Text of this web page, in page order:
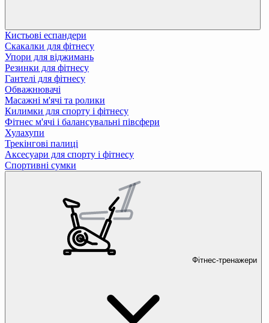
Кистьові еспандери
Скакалки для фітнесу
Упори для віджимань
Резинки для фітнесу
Гантелі для фітнесу
Обважнювачі
Масажні м'ячі та ролики
Килимки для спорту і фітнесу
Фітнес м'ячі і балансувальні півсфери
Хулахупи
Трекінгові палиці
Аксесуари для спорту і фітнесу
Спортивні сумки
Фітнес-тренажери